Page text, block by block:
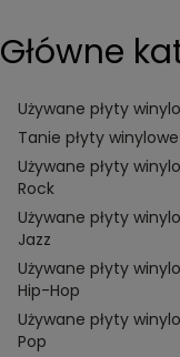
Główne
Używane płyty
Tanie płyty winylowe
Używane płyty
Rock
Używane płyty
Jazz
Używane płyty
Hip-Hop
Używane płyty
Pop